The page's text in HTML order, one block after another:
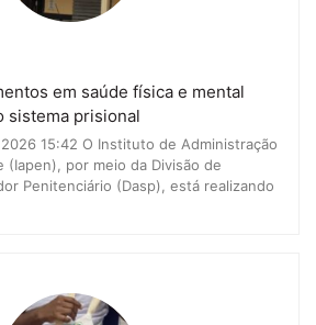
em saúde física e mental
sistema prisional
15:42 O Instituto de Administração
(Iapen), por meio da Divisão de
Penitenciário (Dasp), está realizando